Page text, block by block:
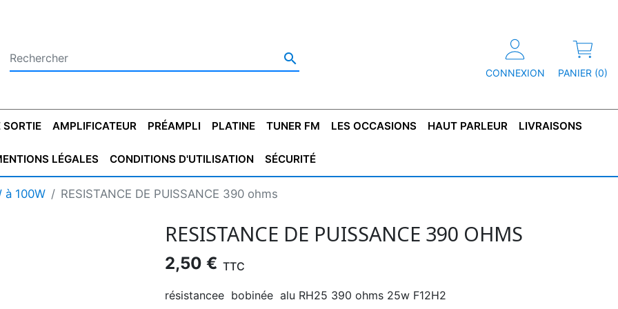

CONNEXION PANIER (0)
CONDENSATEUR
STYROFLEX
CONDENSATEUR
CONDENSATEUR
TRANSFO DE SORTIE
TRANSFO LINE
AMPLIFICATEUR PRÉAMPLI PLATINE TUNER FM LES OCCASIONS
PLATINES VINYLES MAGNÉTOPHONE TUNER
HAUT PARLEUR LIVRAISONS
LÉGALES CONDITIONS D'UTILISATION SÉCURITÉ
à 100W RESISTANCE DE PUISSANCE 390 ohms
RESISTANCE DE PUISSANCE 390 OHMS
2,50 € TTC
résistancee bobinée alu RH25 390 ohms 25w F12H2